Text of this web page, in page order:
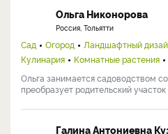
Ольга Никонорова
Россия, Тольятти
Сад Огород Ландшафтный
Кулинария
Комнатные растения
Ольга занимается садоводством
преобразует родительский участок
Галина Антониевна